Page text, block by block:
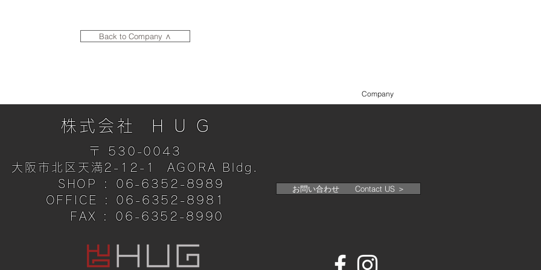
Back to Company ∧
Company
株式会社 H U G
〒 530-0043
大阪市北区天満2-12-1 AGORA Bldg.
SHOP : 06-6352-8989
OFFICE : 06-6352-8981
FAX : 06-6352-8990
お問い合わせ Contact US ＞